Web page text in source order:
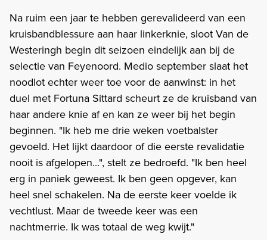
Na ruim een jaar te hebben gerevalideerd van een
kruisbandblessure aan haar linkerknie, sloot Van de
Westeringh begin dit seizoen eindelijk aan bij de
selectie van Feyenoord. Medio september slaat het
noodlot echter weer toe voor de aanwinst: in het
duel met Fortuna Sittard scheurt ze de kruisband van
haar andere knie af en kan ze weer bij het begin
beginnen. "Ik heb me drie weken voetbalster
gevoeld. Het lijkt daardoor of die eerste revalidatie
nooit is afgelopen...", stelt ze bedroefd. "Ik ben heel
erg in paniek geweest. Ik ben geen opgever, kan
heel snel schakelen. Na de eerste keer voelde ik
vechtlust. Maar de tweede keer was een
nachtmerrie. Ik was totaal de weg kwijt."